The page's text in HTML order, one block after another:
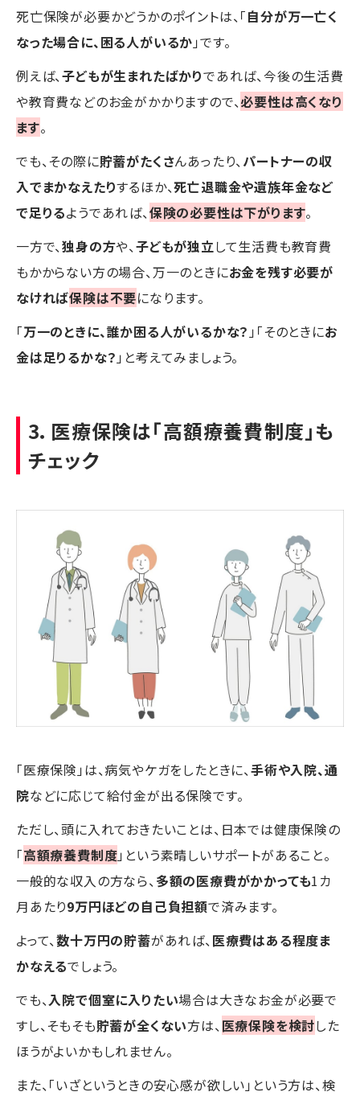
死亡保険が必要かどうかのポイントは、「自分が万一亡く
なった場合に、困る人がいるか 」です。
例えば、子どもが生まれたばかりであれば、今後の生活費
や教育費などのお金がかかりますので、必要性は高くなり
ます。
でも、その際に貯蓄がたくさんあったり、 パートナーの収
入でまかなえたりするほか、死亡退職金や遺族年金など
で足りるようであれば、保険の必要性は下がります。
一方で、独身の方や、子どもが独立して生活費も教育費
もかからない方の場合、万一のときにお金を残す必要が
なければ保険は不要になります。
「万一のときに、誰か困る人がいるかな？ 」「そのときにお
金は足りるかな？ 」と考えてみましょう。
3．医療保険は「高額療養費制度」も
チェック
「医療保険」は、病気やケガをしたときに、手術や入院、通
院などに応じて給付金が出る保険です。
ただし、頭に入れておきたいことは、日本では健康保険の
「高額療養費制度」という素晴しいサポートがあること。
一般的な収入の方なら、多額の医療費がかかっても1カ
月あたり9万円ほどの自己負担額で済みます。
よって、数十万円の貯蓄があれば、医療費はある程度ま
かなえるでしょう。
でも、入院で個室に入りたい場合は大きなお金が必要で
すし、そもそも貯蓄が全くない方は、医療保険を検討した
ほうがよいかもしれません。
また、「いざというときの安心感が欲しい」という方は、検